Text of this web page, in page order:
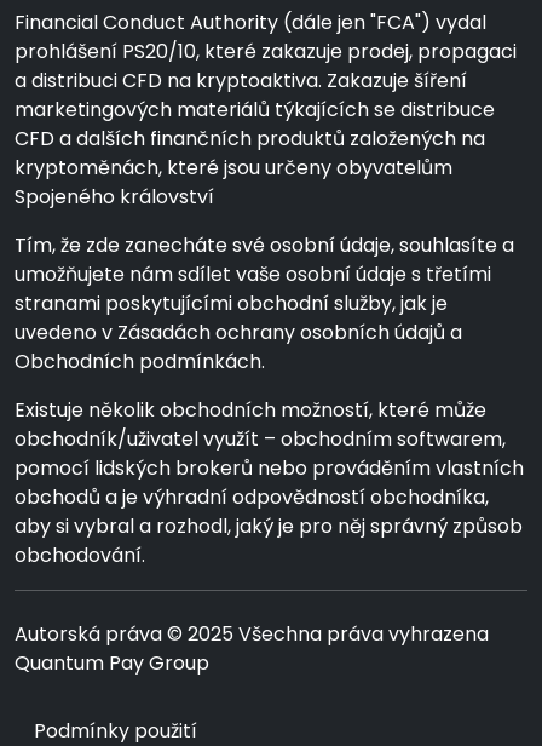
Financial Conduct Authority (dále jen "FCA") vydal
prohlášení PS20/10, které zakazuje prodej, propagaci
a distribuci CFD na kryptoaktiva. Zakazuje šíření
marketingových materiálů týkajících se distribuce
CFD a dalších finančních produktů založených na
kryptoměnách, které jsou určeny obyvatelům
Spojeného království
Tím, že zde zanecháte své osobní údaje, souhlasíte a
umožňujete nám sdílet vaše osobní údaje s třetími
stranami poskytujícími obchodní služby, jak je
uvedeno v Zásadách ochrany osobních údajů a
Obchodních podmínkách.
Existuje několik obchodních možností, které může
obchodník/uživatel využít – obchodním softwarem,
pomocí lidských brokerů nebo prováděním vlastních
obchodů a je výhradní odpovědností obchodníka,
aby si vybral a rozhodl, jaký je pro něj správný způsob
obchodování.
Autorská práva © 2025 Všechna práva vyhrazena
Quantum Pay Group
Podmínky použití